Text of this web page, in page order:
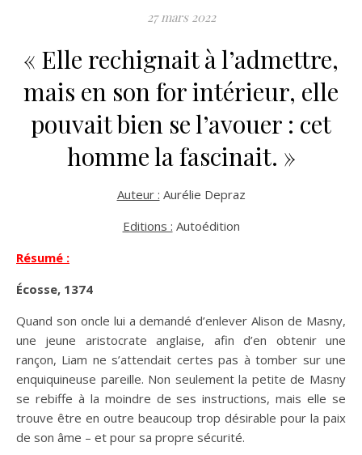
27 mars 2022
« Elle rechignait à l’admettre,
mais en son for intérieur, elle
pouvait bien se l’avouer : cet
homme la fascinait. »
Auteur : Aurélie Depraz
Editions : Autoédition
Résumé :
Écosse, 1374
Quand son oncle lui a demandé d’enlever Alison de Masny,
une jeune aristocrate anglaise, afin d’en obtenir une
rançon, Liam ne s’attendait certes pas à tomber sur une
enquiquineuse pareille. Non seulement la petite de Masny
se rebiffe à la moindre de ses instructions, mais elle se
trouve être en outre beaucoup trop désirable pour la paix
de son âme – et pour sa propre sécurité.